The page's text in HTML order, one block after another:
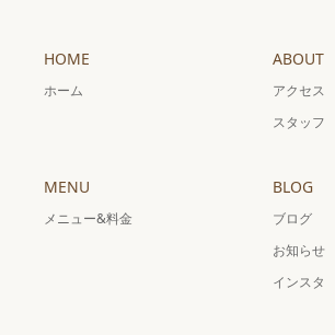
HOME
ホーム
ABOUT
アクセス
スタッフ
MENU
メニュー&料金
BLOG
ブログ
お知らせ
インスタ